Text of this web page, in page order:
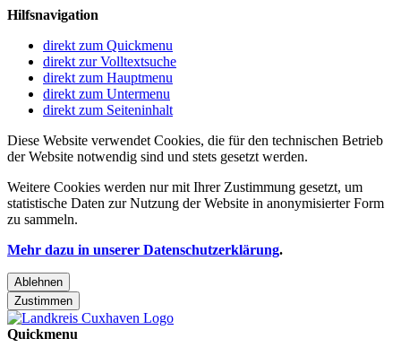
Hilfsnavigation
direkt zum Quickmenu
direkt zur Volltextsuche
direkt zum Hauptmenu
direkt zum Untermenu
direkt zum Seiteninhalt
Diese Website verwendet Cookies, die für den technischen Betrieb
der Website notwendig sind und stets gesetzt werden.
Weitere Cookies werden nur mit Ihrer Zustimmung gesetzt, um
statistische Daten zur Nutzung der Website in anonymisierter Form
zu sammeln.
Mehr dazu in unserer Datenschutzerklärung.
Ablehnen
Zustimmen
Quickmenu